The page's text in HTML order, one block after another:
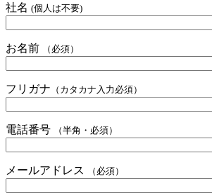
社名 (個人は不要)
お名前 （必須）
フリガナ （カタカナ入力必須）
電話番号 （半角・必須）
メールアドレス （必須）